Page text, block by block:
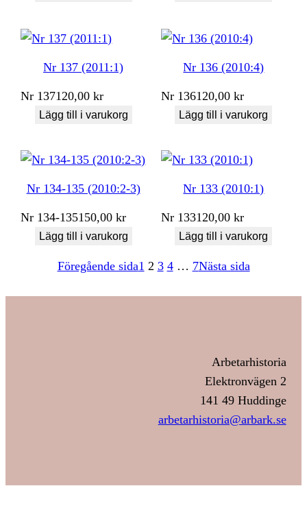
Nr 137 (2011:1)
Nr 137120,00kr
Lägg till i varukorg
Nr 136 (2010:4)
Nr 136120,00kr
Lägg till i varukorg
Nr 134-135 (2010:2-3)
Nr 134-135150,00kr
Lägg till i varukorg
Nr 133 (2010:1)
Nr 133120,00kr
Lägg till i varukorg
Föregående sida1 2 3 4 … 7Nästa sida
Arbetarhistoria
Elektronvägen 2
141 49 Huddinge
arbetarhistoria@arbark.se